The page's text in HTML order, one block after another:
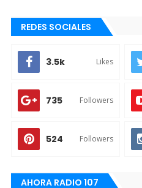
REDES SOCIALES
3.5k Likes
735 Followers
524 Followers
AHORA RADIO 107